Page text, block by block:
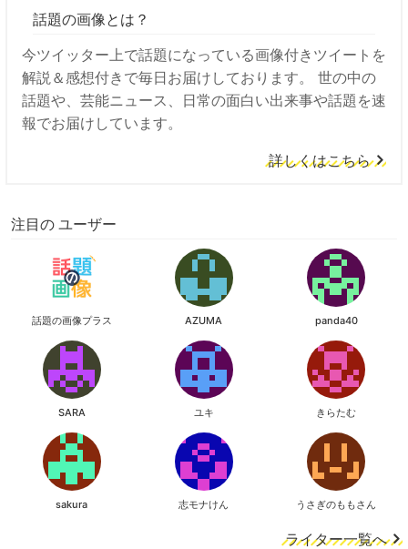
話題の画像とは？
今ツイッター上で話題になっている画像付きツイートを
解説＆感想付きで毎日お届けしております。 世の中の
話題や、芸能ニュース、日常の面白い出来事や話題を速
報でお届けしています。
詳しくはこちら
注目の ユーザー
話題の画像プラス AZUMA panda40
SARA ユキ きらたむ
sakura 志モナけん うさぎのももさん
ライター一覧へ